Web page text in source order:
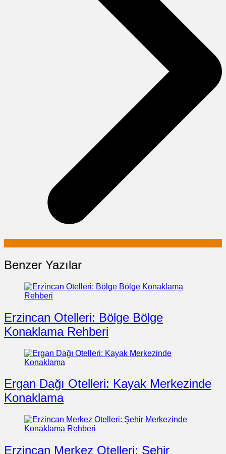
Benzer Yazılar
Erzincan Otelleri: Bölge Bölge
Konaklama Rehberi
Ergan Dağı Otelleri: Kayak Merkezinde
Konaklama
Erzincan Merkez Otelleri: Şehir